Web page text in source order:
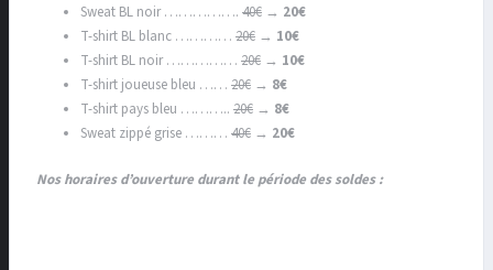
Sweat BL noir ……………. 40€ → 20€
T-shirt BL blanc ………… 20€ → 10€
T-shirt BL noir …………… 20€ → 10€
T-shirt joueuse bleu …… 20€ → 8€
T-shirt pays bleu ……….. 20€ → 8€
Sweat zippé grise ……… 40€ → 20€
Nos horaires d’ouverture durant le période des soldes :